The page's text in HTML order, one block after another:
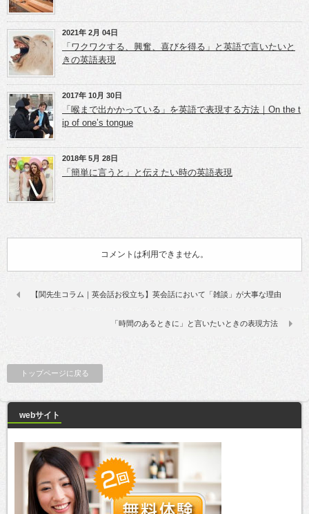
2021年 2月 04日
「ワクワクする、興奮、喜びを得る」と英語で言いたいと
きの英語表現
2017年 10月 30日
「喉まで出かかっている」を英語で表現する方法｜On the t
ip of one’s tongue
2018年 5月 28日
「簡単に言うと」と伝えたい時の英語表現
コメントは利用できません。
【関先生コラム｜英会話お役立ち】英会話において「雑談」が大事な理由
「時間のあるときに」と言いたいときの表現方法
トップページに戻る
webサイト